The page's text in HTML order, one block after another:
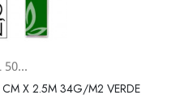
50...
CM X 2.5M 34G/M2 VERDE